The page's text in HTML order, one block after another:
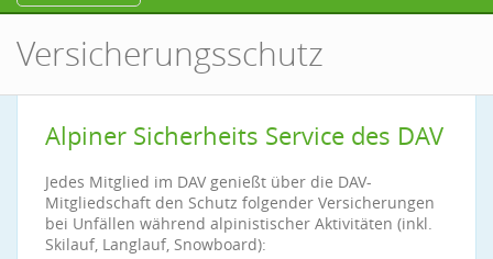
Versicherungsschutz
Alpiner Sicherheits Service des DAV
Jedes Mitglied im DAV genießt über die DAV-
Mitgliedschaft den Schutz folgender Versicherungen
bei Unfällen während alpinistischer Aktivitäten (inkl.
Skilauf, Langlauf, Snowboard):